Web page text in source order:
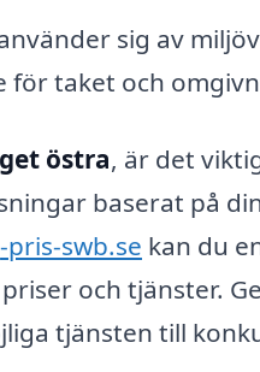
sig av
för taket och
östra, är det
baserat på
swb.se kan du
och tjänster.
tjänsten till